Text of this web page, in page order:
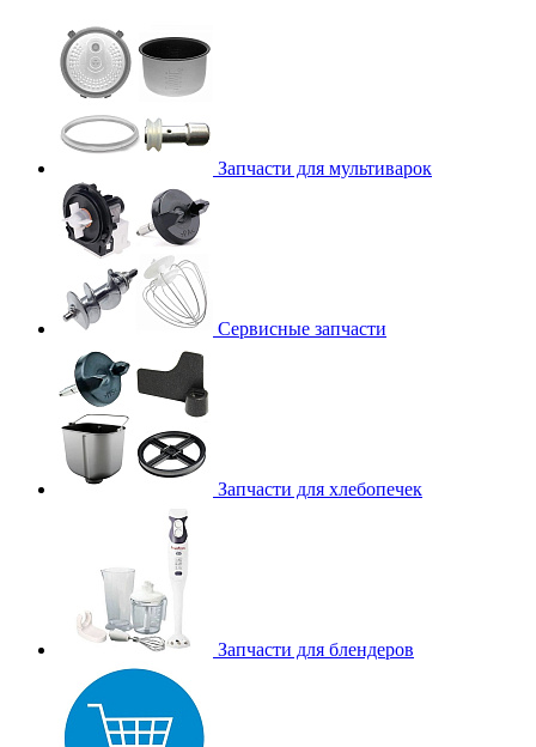
Запчасти для мультиварок
Сервисные запчасти
Запчасти для хлебопечек
Запчасти для блендеров